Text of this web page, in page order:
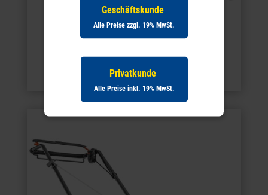
Heckenscheren
Geschäftskunde
Alle Preise zzgl. 19% MwSt.
Privatkunde
Alle Preise inkl. 19% MwSt.